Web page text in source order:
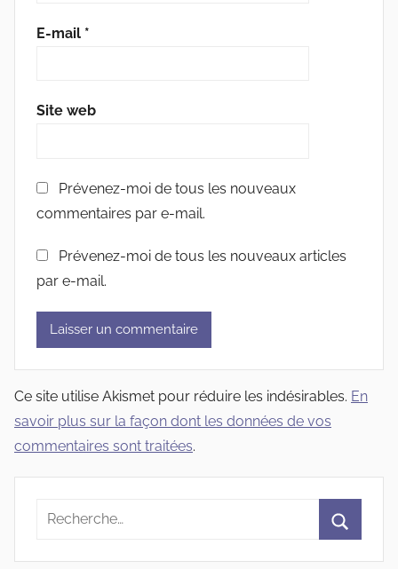
E-mail *
Site web
Prévenez-moi de tous les nouveaux
commentaires par e-mail.
Prévenez-moi de tous les nouveaux articles
par e-mail.
Ce site utilise Akismet pour réduire les indésirables. En
savoir plus sur la façon dont les données de vos
commentaires sont traitées.
Recherche
: